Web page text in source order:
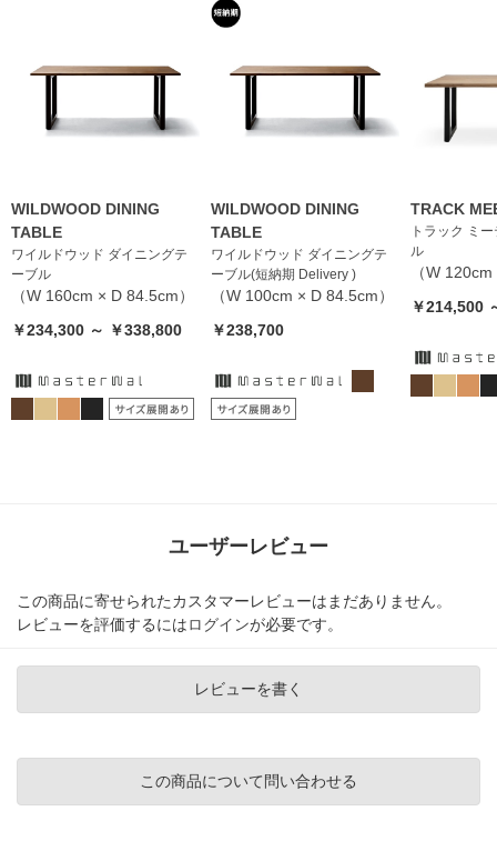
WILDWOOD DINING
TABLE
ワイルドウッド ダイニングテ
ーブル
（W 160cm × D 84.5cm）
￥234,300 ～ ￥338,800
WILDWOOD DINING
TABLE
ワイルドウッド ダイニングテ
ーブル(短納期 Delivery )
（W 100cm × D 84.5cm）
￥238,700
TRACK
トラック ミ
ル
（W
￥214,500
ユーザーレビュー
この商品に寄せられたカスタマーレビューはまだありません。
レビューを評価するにはログインが必要です。
レビューを書く
この商品について問い合わせる